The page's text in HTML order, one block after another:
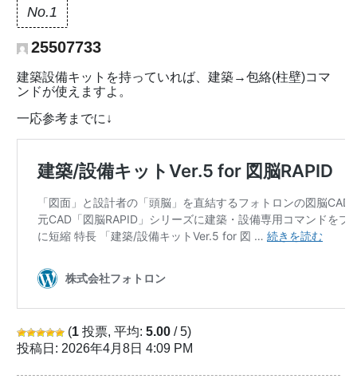
No.1
25507733
建築設備キットを持っていれば、建築→包絡(柱壁)コマ
ンドが使えますよ。
一応参考までに↓
(1 投票, 平均: 5.00 / 5)
投稿日: 2026年4月8日 4:09 PM